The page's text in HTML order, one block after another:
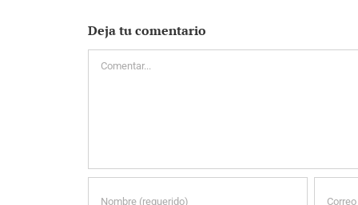
Deja tu comentario